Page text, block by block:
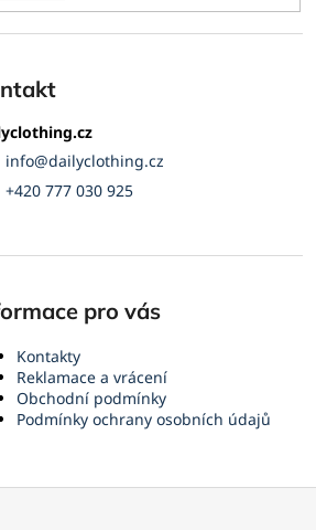
info@dailyclothing.cz
+420 777 030 925
pro vás
Kontakty
Reklamace a vrácení
Obchodní podmínky
Podmínky ochrany osobních údajů